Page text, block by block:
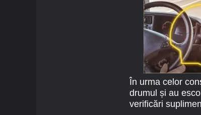
În urma celor
drumul și au
verificări